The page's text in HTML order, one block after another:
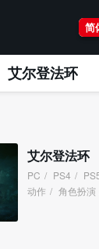
简
艾尔登法环
艾尔登法环
PC / PS4 /
动作 / 角色扮演